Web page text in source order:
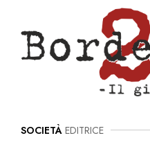
SOCIETÀ EDITRICE